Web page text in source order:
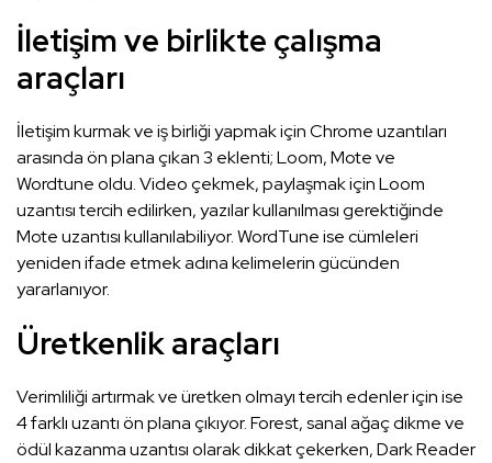
İletişim ve birlikte çalışma
araçları
İletişim kurmak ve iş birliği yapmak için Chrome uzantıları
arasında ön plana çıkan 3 eklenti; Loom, Mote ve
Wordtune oldu. Video çekmek, paylaşmak için Loom
uzantısı tercih edilirken, yazılar kullanılması gerektiğinde
Mote uzantısı kullanılabiliyor. WordTune ise cümleleri
yeniden ifade etmek adına kelimelerin gücünden
yararlanıyor.
Üretkenlik araçları
Verimliliği artırmak ve üretken olmayı tercih edenler için ise
4 farklı uzantı ön plana çıkıyor. Forest, sanal ağaç dikme ve
ödül kazanma uzantısı olarak dikkat çekerken, Dark Reader